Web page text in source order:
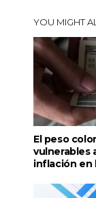
YOU MIGHT
El peso
vulnerables
inflación en